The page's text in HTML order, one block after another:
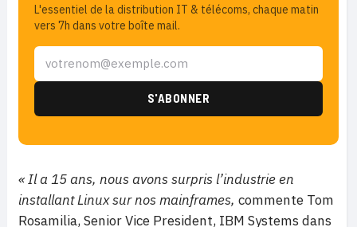
L'essentiel de la distribution IT & télécoms, chaque matin
vers 7h dans votre boîte mail.
« Il a 15 ans, nous avons surpris l’industrie en
installant Linux sur nos mainframes, commente Tom
Rosamilia, Senior Vice President, IBM Systems dans